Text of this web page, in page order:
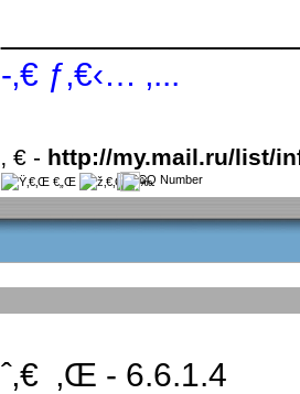
-‚€ ƒ‚€‹… ‚...
‚ € - http://my.mail.ru/list/
ˆ‚€  ‚Œ - 6.6.1.4